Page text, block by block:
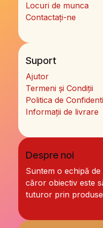
Locuri de munca
Contactați-ne
Suport
Ajutor
Termeni și Condiții
Politica de
Informații de livrare
Despre noi
Suntem o echipă
căror obiectiv este
tuturor prin